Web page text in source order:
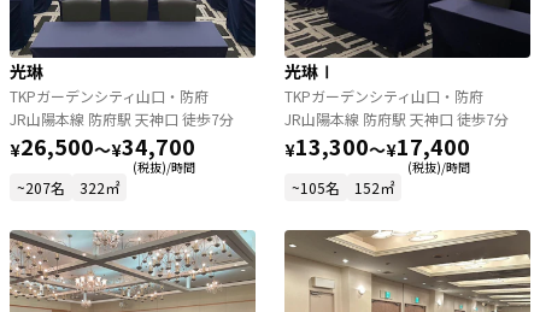
光琳
TKPガーデンシティ山口・防府
JR山陽本線 防府駅 天神口 徒歩7分
¥26,500〜¥34,700
(税抜)/時間
~207名 322㎡
光琳Ⅰ
TKPガーデンシティ山口・防府
JR山陽本線 防府駅 天神口 徒歩7分
¥13,300〜¥17,400
(税抜)/時間
~105名 152㎡